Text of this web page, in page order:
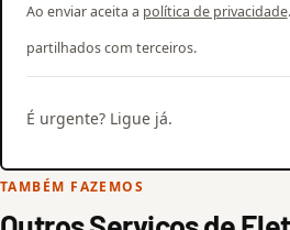
Ao enviar aceita a política de privacidade
partilhados com terceiros.
É urgente? Ligue já.
TAMBÉM FAZEMOS